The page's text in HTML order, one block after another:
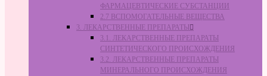
ФАРМАЦЕВТИЧЕСКИЕ СУБСТАНЦИИ
2.7 ВСПОМОГАТЕЛЬНЫЕ ВЕЩЕСТВА
3. ЛЕКАРСТВЕННЫЕ ПРЕПАРАТЫ
3.1. ЛЕКАРСТВЕННЫЕ ПРЕПАРАТЫ
СИНТЕТИЧЕСКОГО ПРОИСХОЖДЕНИЯ
3.2. ЛЕКАРСТВЕННЫЕ ПРЕПАРАТЫ
МИНЕРАЛЬНОГО ПРОИСХОЖДЕНИЯ